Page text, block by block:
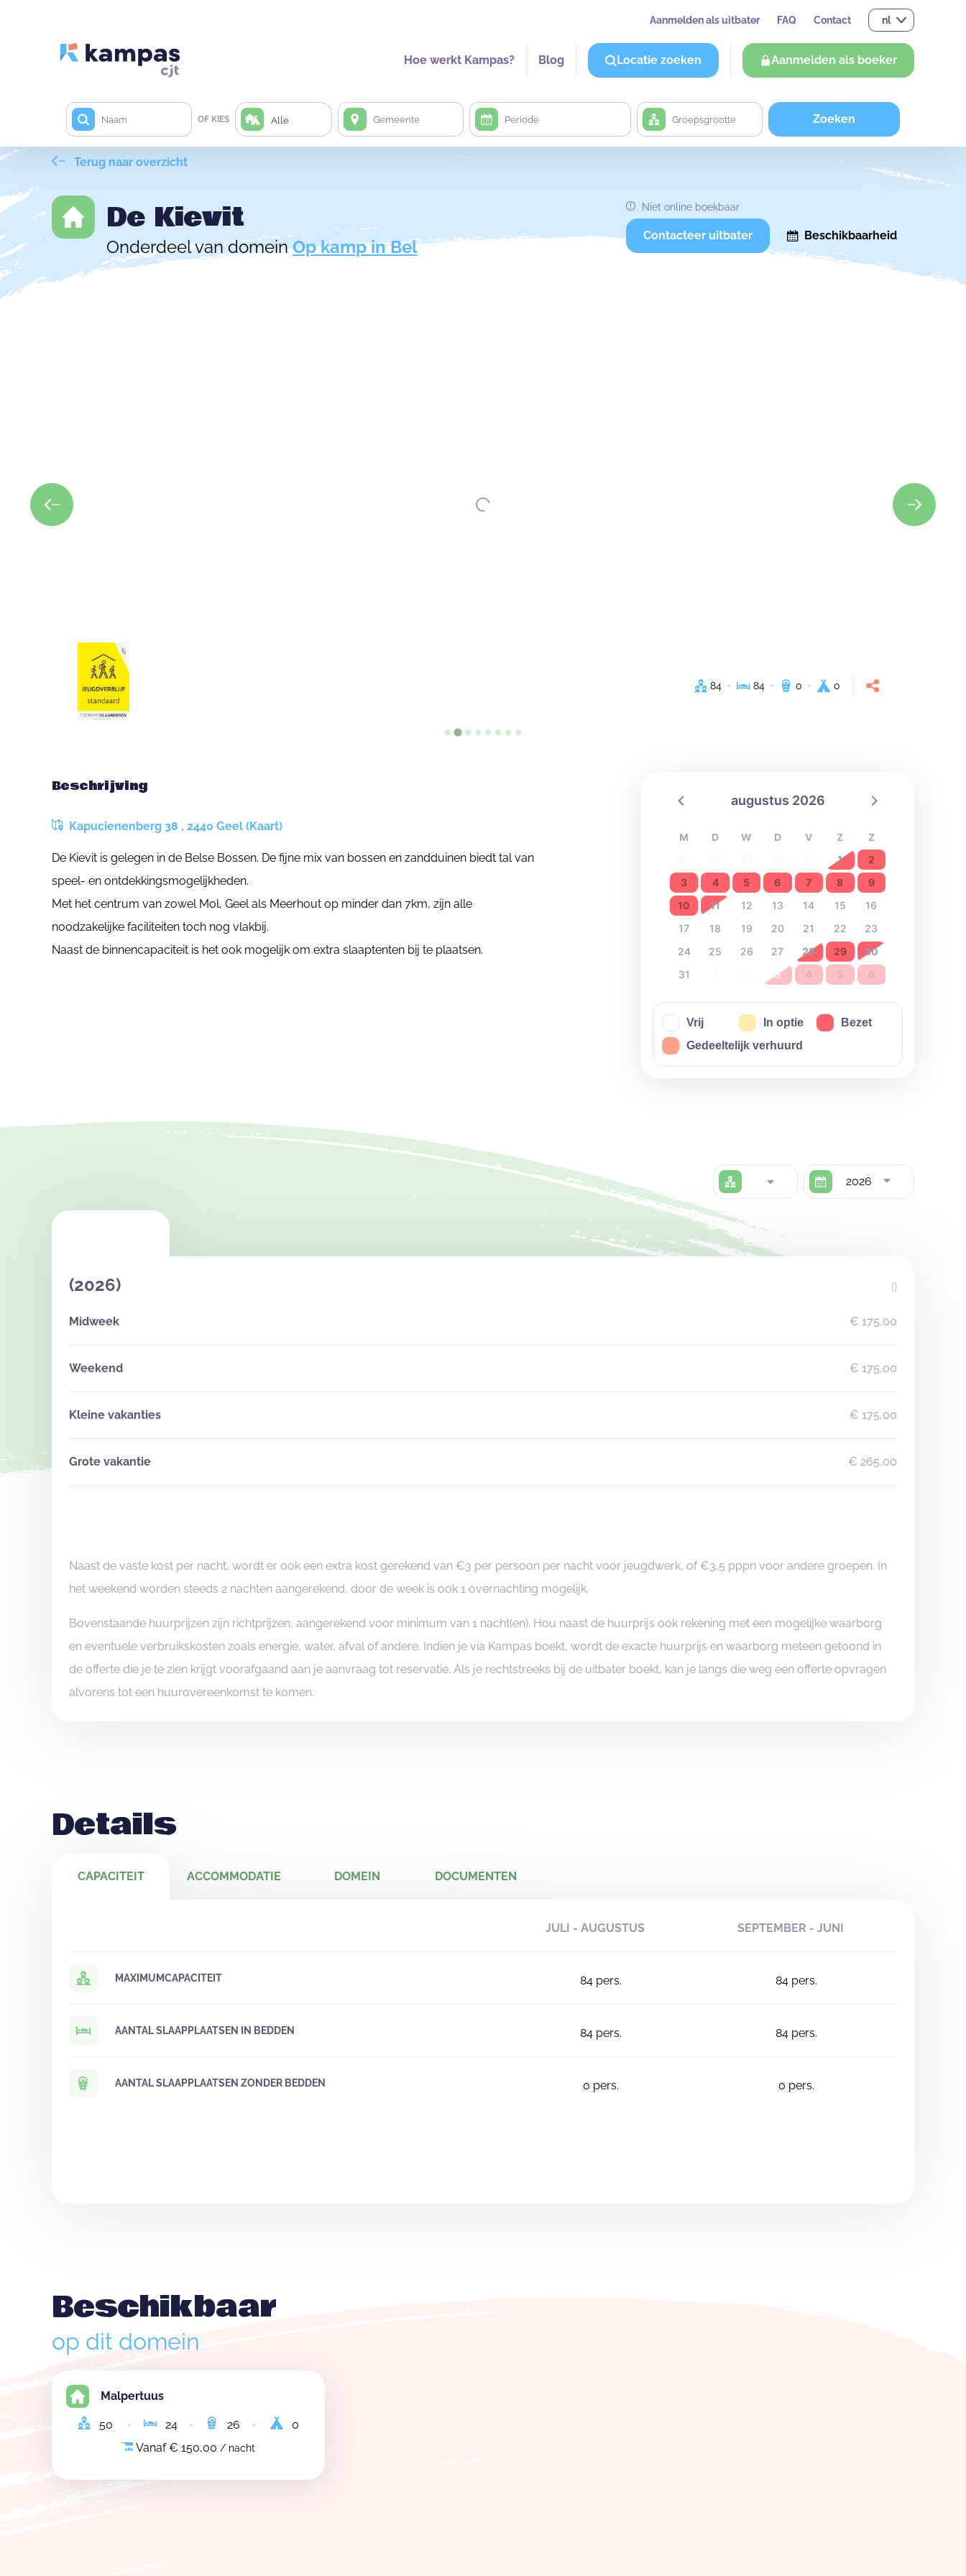
Aanmelden als uitbater FAQ Contact nl
Hoe werkt Kampas? Blog Locatie zoeken Aanmelden als boeker
OF KIES Alle Zoeken
Terug naar overzicht
De Kievit
Onderdeel van domeinOp kamp in Bel
Niet online boekbaar
Contacteer uitbater Beschikbaarheid
84 84 0 0
Beschrijving
Kapucienenberg 38 , 2440 Geel (Kaart)
De Kievit is gelegen in de Belse Bossen. De fijne mix van bossen en zandduinen biedt tal van
speel- en ontdekkingsmogelijkheden.
Met het centrum van zowel Mol, Geel als Meerhout op minder dan 7km, zijn alle
noodzakelijke faciliteiten toch nog vlakbij.
Naast de binnencapaciteit is het ook mogelijk om extra slaaptenten bij te plaatsen.
augustus 2026
M D W D V Z
Z
1
2
3
4 5 6 7 8
9
10
11 12 13 14 15
16
17
18 19 20 21 22
23
24
25 26 27 28 29
30
31
3 4 5 6
Vrij In optie
Bezet
Gedeeltelijk verhuurd
2026
(2026) ()
Midweek € 175,00
Weekend € 175,00
Kleine vakanties € 175,00
Grote vakantie € 265,00
Naast de vaste kost per nacht, wordt er ook een extra kost gerekend van €3 per persoon per nacht voor jeugdwerk, of €3,5 pppn voor andere groepen. In
het weekend worden steeds 2 nachten aangerekend, door de week is ook 1 overnachting mogelijk.
Bovenstaande huurprijzen zijn richtprijzen, aangerekend voor minimum van 1 nacht(en). Hou naast de huurprijs ook rekening met een mogelijke waarborg
en eventuele verbruikskosten zoals energie, water, afval of andere. Indien je via Kampas boekt, wordt de exacte huurprijs en waarborg meteen getoond in
de offerte die je te zien krijgt voorafgaand aan je aanvraag tot reservatie. Als je rechtstreeks bij de uitbater boekt, kan je langs die weg een offerte opvragen
alvorens tot een huurovereenkomst te komen.
Details
CAPACITEIT ACCOMMODATIE DOMEIN DOCUMENTEN
JULI - AUGUSTUS SEPTEMBER - JUNI
MAXIMUMCAPACITEIT 84 pers. 84pers.
AANTAL SLAAPPLAATSEN IN BEDDEN 84 pers. 84pers.
AANTAL SLAAPPLAATSEN ZONDER BEDDEN 0 pers. 0 pers.
Beschikbaar
op dit domein
Malpertuus
50 24 26
0
Vanaf € 150,00 / nacht